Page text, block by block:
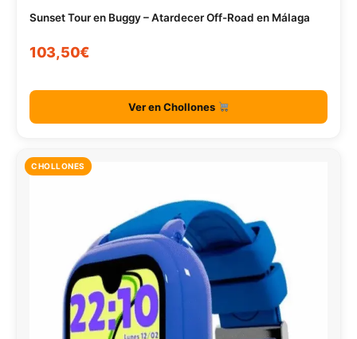
Sunset Tour en Buggy – Atardecer Off-Road en Málaga
103,50€
Ver en Chollones
CHOLLONES